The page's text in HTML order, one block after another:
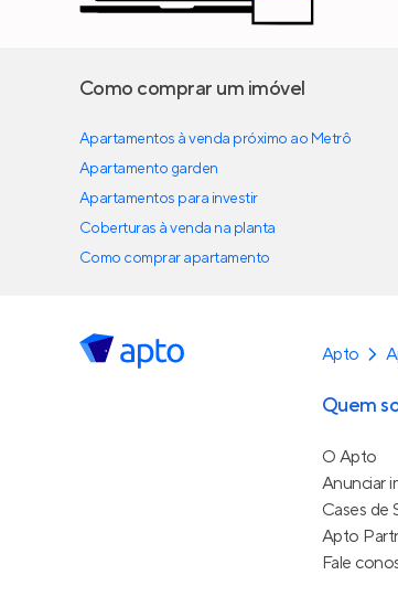
Como comprar um imóvel
Apartamentos à venda próximo ao Metrô
Apartamento garden
Apartamentos para investir
Coberturas à venda na planta
Como comprar apartamento
Apto
Quem
O Apto
Anunciar
Cases de
Apto
Fale